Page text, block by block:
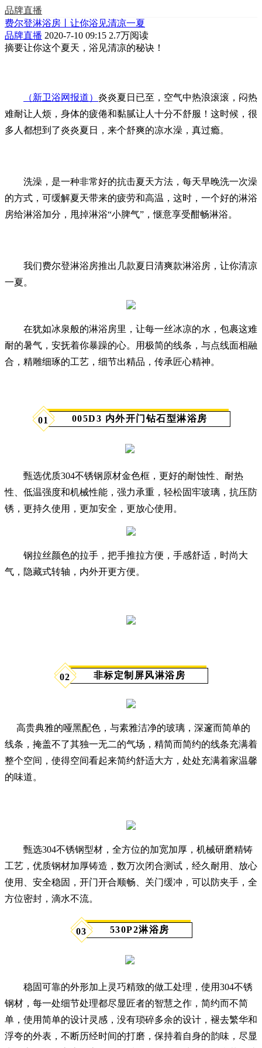
品牌直播
费尔登淋浴房丨让你浴见清凉一夏
品牌直播 2020-7-10 09:15 2.7万阅读
摘要让你这个夏天，浴见清凉的秘诀！
（新卫浴网报道） 炎炎夏日已至，空气中热浪滚滚，闷热
难耐让人烦，身体的疲倦和黏腻让人十分不舒服！这时候，很
多人都想到了炎炎夏日，来个舒爽的凉水澡，真过瘾。
洗澡，是一种非常好的抗击夏天方法，每天早晚洗一次澡
的方式，可缓解夏天带来的疲劳和高温，这时，一个好的淋浴
房给淋浴加分，甩掉淋浴“小脾气”，惬意享受酣畅淋浴。
我们费尔登淋浴房推出几款夏日清爽款淋浴房，让你清凉
一夏。
在犹如冰泉般的淋浴房里，让每一丝冰凉的水，包裹这难
耐的暑气，安抚着你暴躁的心。用极简的线条，与点线面相融
合，精雕细琢的工艺，细节出精品，传承匠心精神。
01 005D3 内外开门钻石型淋浴房
甄选优质304不锈钢原材金色框，更好的耐蚀性、耐热
性、低温强度和机械性能，强力承重，轻松固牢玻璃，抗压防
锈，更持久使用，更加安全，更放心使用。
钢拉丝颜色的拉手，把手推拉方便，手感舒适，时尚大
气，隐藏式转轴，内外开更方便。
02 非标定制屏风淋浴房
高贵典雅的哑黑配色，与素雅洁净的玻璃，深邃而简单的
线条，掩盖不了其独一无二的气场，精简而简约的线条充满着
整个空间，使得空间看起来简约舒适大方，处处充满着家温馨
的味道。
甄选304不锈钢型材，全方位的加宽加厚，机械研磨精铸
工艺，优质钢材加厚铸造，数万次闭合测试，经久耐用、放心
使用、安全稳固，开门开合顺畅、关门缓冲，可以防夹手，全
方位密封，滴水不流。
03 530P2淋浴房
稳固可靠的外形加上灵巧精致的做工处理，使用304不锈
钢材，每一处细节处理都尽显匠者的智慧之作，简约而不简
单，使用简单的设计灵感，没有琐碎多余的设计，褪去繁华和
浮夸的外表，不断历经时间的打磨，保持着自身的韵味，尽显